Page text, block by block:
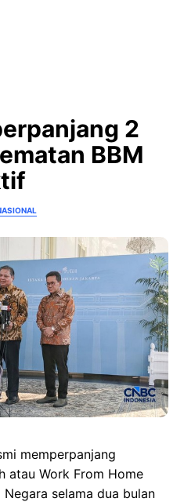
2
BBM
memperpanjang
atau Work From Home
selama dua bulan